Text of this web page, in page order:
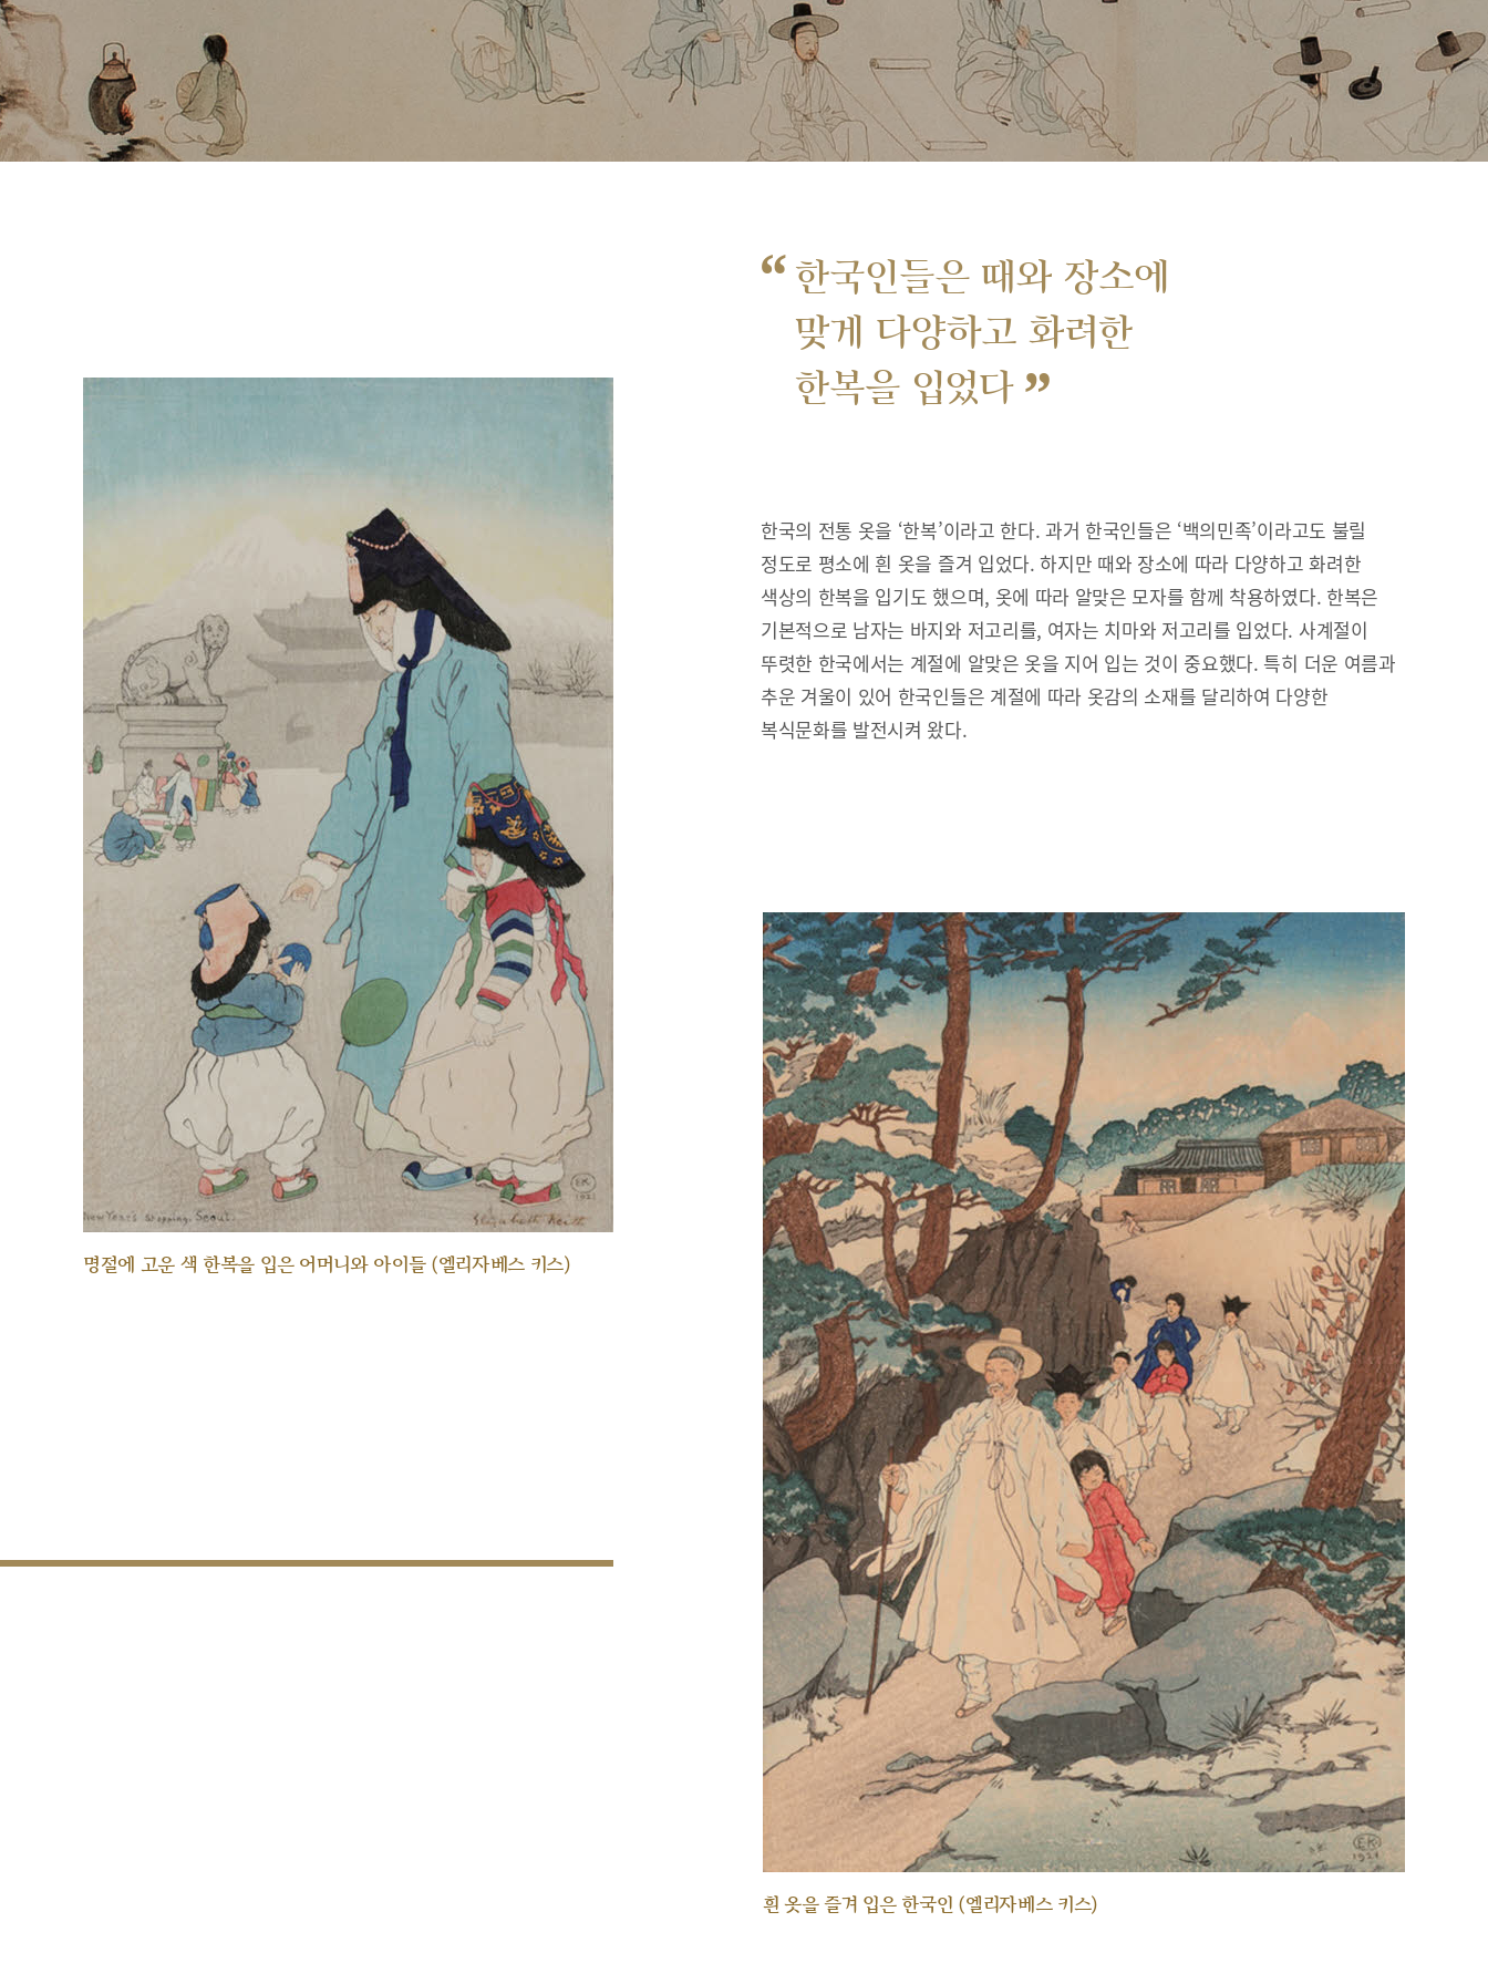
“ 한국인들은 때와 장소에
맞게 다양하고 화려한
한복을 입었다 ”
명절에 고운 색 한복을 입은 어머니와 아이들 (엘리자베스 키스)
한국의 전통 옷을 ‘한복’이라고 한다. 과거 한국인들은 ‘백의민족’이라고도 불릴
정도로 평소에 흰 옷을 즐겨 입었다. 하지만 때와 장소에 따라 다양하고 화려한
색상의 한복을 입기도 했으며, 옷에 따라 알맞은 모자를 함께 착용하였다. 한복은
기본적으로 남자는 바지와 저고리를, 여자는 치마와 저고리를 입었다. 사계절이
뚜렷한 한국에서는 계절에 알맞은 옷을 지어 입는 것이 중요했다. 특히 더운 여름과
추운 겨울이 있어 한국인들은 계절에 따라 옷감의 소재를 달리하여 다양한
복식문화를 발전시켜 왔다.
흰 옷을 즐겨 입은 한국인 (엘리자베스 키스)